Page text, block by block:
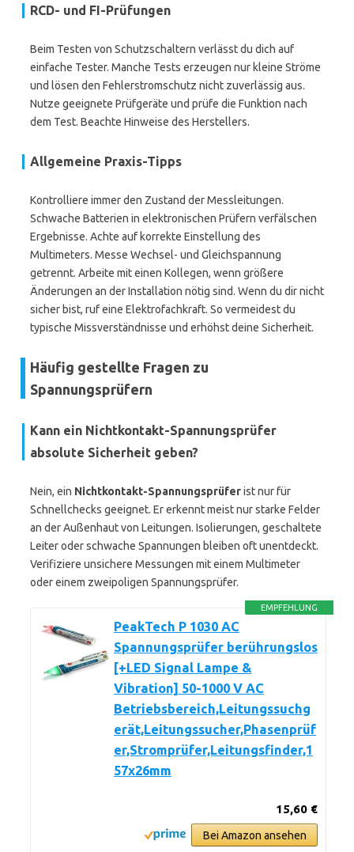
RCD- und FI-Prüfungen
Beim Testen von Schutzschaltern verlässt du dich auf
einfache Tester. Manche Tests erzeugen nur kleine Ströme
und lösen den Fehlerstromschutz nicht zuverlässig aus.
Nutze geeignete Prüfgeräte und prüfe die Funktion nach
dem Test. Beachte Hinweise des Herstellers.
Allgemeine Praxis-Tipps
Kontrolliere immer den Zustand der Messleitungen.
Schwache Batterien in elektronischen Prüfern verfälschen
Ergebnisse. Achte auf korrekte Einstellung des
Multimeters. Messe Wechsel- und Gleichspannung
getrennt. Arbeite mit einen Kollegen, wenn größere
Änderungen an der Installation nötig sind. Wenn du dir nicht
sicher bist, ruf eine Elektrofachkraft. So vermeidest du
typische Missverständnisse und erhöhst deine Sicherheit.
Häufig gestellte Fragen zu
Spannungsprüfern
Kann ein Nichtkontakt-Spannungsprüfer
absolute Sicherheit geben?
Nein, ein Nichtkontakt-Spannungsprüferist nur für
Schnellchecks geeignet. Er erkennt meist nur starke Felder
an der Außenhaut von Leitungen. Isolierungen, geschaltete
Leiter oder schwache Spannungen bleiben oft unentdeckt.
Verifiziere unsichere Messungen mit einem Multimeter
oder einem zweipoligen Spannungsprüfer.
EMPFEHLUNG
PeakTech P 1030 AC
Spannungsprüfer berührungslos
[+LED Signal Lampe &
Vibration] 50-1000 V AC
Betriebsbereich,Leitungssuchg
erät,Leitungssucher,Phasenprüf
er,Stromprüfer,Leitungsfinder,1
57x26mm
15,60 €
Bei Amazon ansehen